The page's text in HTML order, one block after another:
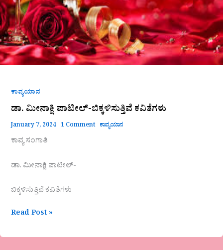
ಕಾವ್ಯಯಾನ
ಡಾ. ಮೀನಾಕ್ಷಿ ಪಾಟೀಲ್-ಬಿಕ್ಕಳಿಸುತ್ತಿವೆ ಕವಿತೆಗಳು
January 7, 2024 1 Comment ಕಾವ್ಯಯಾನ
ಕಾವ್ಯ ಸಂಗಾತಿ
ಡಾ. ಮೀನಾಕ್ಷಿ ಪಾಟೀಲ್-
ಬಿಕ್ಕಳಿಸುತ್ತಿವೆ ಕವಿತೆಗಳು
Read Post »